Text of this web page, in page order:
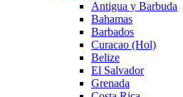
Antigua y Barbuda
Bahamas
Barbados
Curacao (Hol)
Belize
El Salvador
Grenada